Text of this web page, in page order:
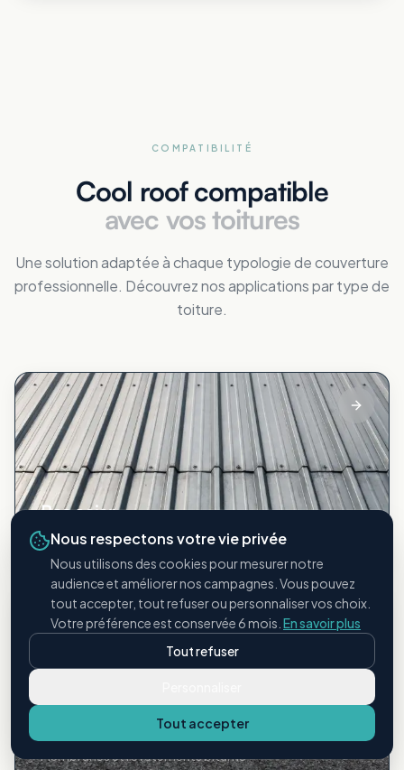
COMPATIBILITÉ
Cool roof compatible
avec vos toitures
Une solution adaptée à chaque typologie de couverture
professionnelle. Découvrez nos applications par type de
toiture.
Bac acier
Toitures métalliques industrielles
Étanchéité bitumineuse
Nous respectons votre vie privée
Nous utilisons des cookies pour mesurer notre
audience et améliorer nos campagnes. Vous pouvez
tout accepter, tout refuser ou personnaliser vos choix.
Votre préférence est conservée 6 mois. En savoir plus
Tout refuser
Tout accepter